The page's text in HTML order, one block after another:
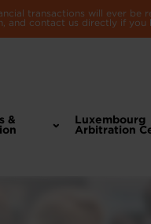
transactions will ever
and contact us directly if you
&
Luxembourg
Arbitration